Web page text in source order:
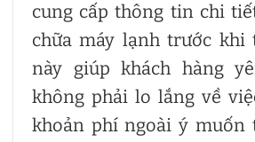
cung cấp thông tin chi
chữa máy lạnh trước khi
này giúp khách hàng
không phải lo lắng về
khoản phí ngoài ý muốn